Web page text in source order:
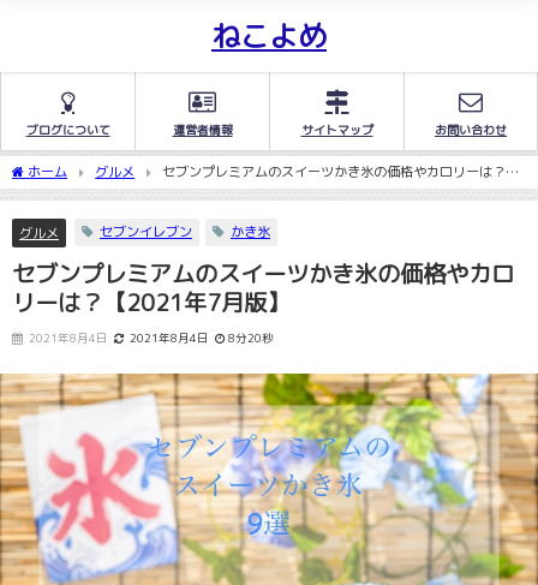
ねこよめ
ブログについて 運営者情報 サイトマップ お問い合わせ
ホーム グルメ
セブンプレミアムのスイーツかき氷の価格やカロリーは？
【2021年7月版】
グルメ セブンイレブン かき氷
セブンプレミアムのスイーツかき氷の価格やカロ
リーは？【2021年7月版】
2021年8月4日 2021年8月4日 8分20秒